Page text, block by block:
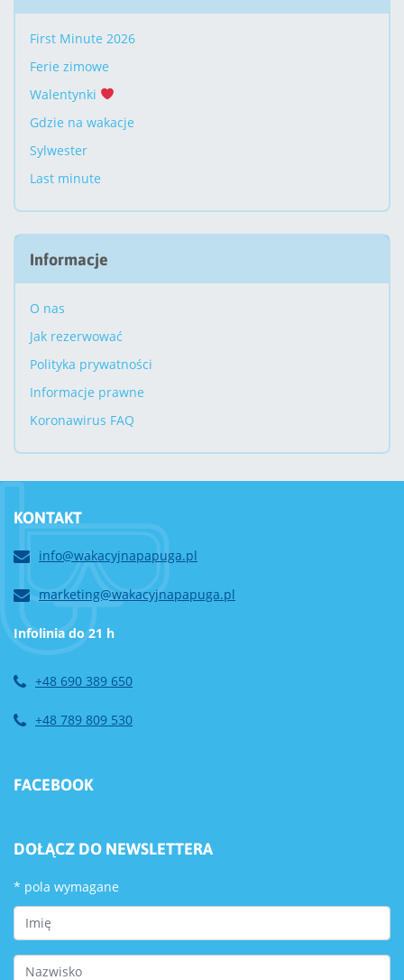
First Minute 2026
Ferie zimowe
Walentynki
Gdzie na wakacje
Sylwester
Last minute
Informacje
O nas
Jak rezerwować
Polityka prywatności
Informacje prawne
Koronawirus FAQ
KONTAKT
info@wakacyjnapapuga.pl
marketing@wakacyjnapapuga.pl
Infolinia do 21 h
+48 690 389 650
+48 789 809 530
FACEBOOK
DOŁĄCZ DO NEWSLETTERA
* pola wymagane
First Name
Last Name